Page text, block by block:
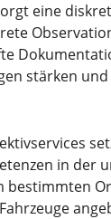
eine
stärken
in der
bestimmten